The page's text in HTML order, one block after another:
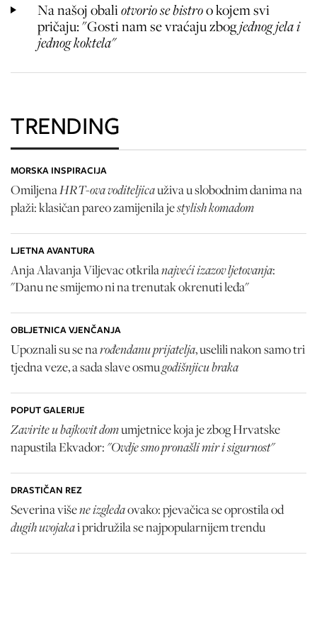
Na našoj obaliotvorio se bistroo kojem svi
pričaju: "Gosti nam se vraćaju zbogjednog jela i
jednog koktela"
TRENDING
MORSKA INSPIRACIJA
OmiljenaHRT-ova voditeljicauživa u slobodnim danima na
plaži: klasičan pareo zamijenila jestylish komadom
LJETNA AVANTURA
Anja Alavanja Viljevac otkrilanajveći izazov ljetovanja:
"Danu ne smijemo ni na trenutak okrenuti leđa"
OBLJETNICA VJENČANJA
Upoznali su se narođendanu prijatelja, uselili nakon samo tri
tjedna veze, a sada slave osmugodišnjicu braka
POPUT GALERIJE
Zavirite u bajkovit domumjetnice koja je zbog Hrvatske
napustila Ekvador: "Ovdje smo pronašli mir i sigurnost"
DRASTIČAN REZ
Severina višene izgledaovako: pjevačica se oprostila od
dugih uvojakai pridružila se najpopularnijem trendu